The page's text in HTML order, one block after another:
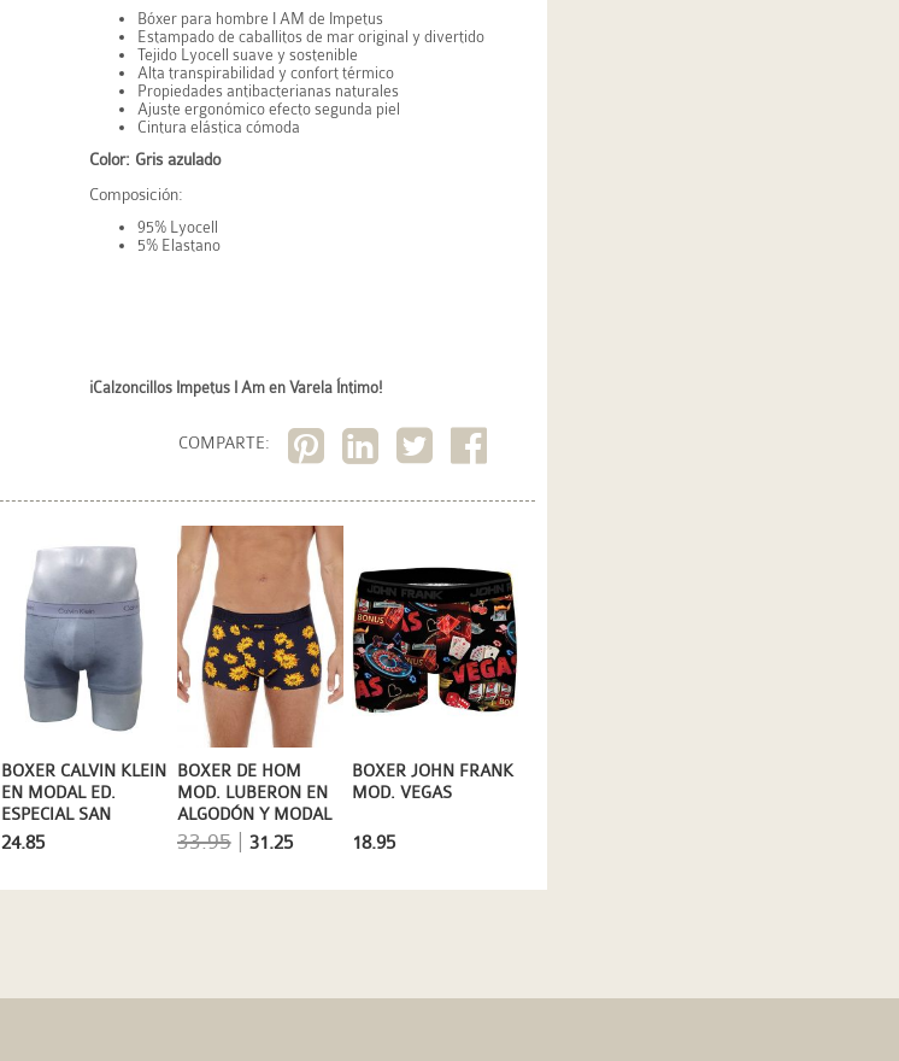
Bóxer para hombre I AM de Impetus
Estampado de caballitos de mar original y divertido
Tejido Lyocell suave y sostenible
Alta transpirabilidad y confort térmico
Propiedades antibacterianas naturales
Ajuste ergonómico efecto segunda piel
Cintura elástica cómoda
Color: Gris azulado
Composición:
95% Lyocell
5% Elastano
¡Calzoncillos Impetus I Am en Varela Íntimo!
COMPARTE:
BOXER JOHN FRANK
MOD. VEGAS
18.95
BOXER DE HOM
MOD. LUBERON EN
ALGODÓN Y MODAL
33.95| 31.25
BOXER CALVIN KLEIN
EN MODAL ED.
ESPECIAL SAN
VALENTÍN
24.85